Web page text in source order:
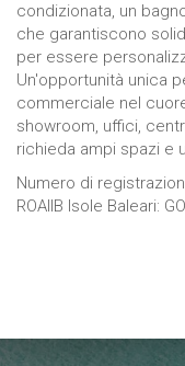
condizionata, un
che garantiscono
per essere
Un'opportunità unica
commerciale nel
showroom, uffici,
richieda ampi spazi e
Numero di
ROAIIB Isole Baleari: